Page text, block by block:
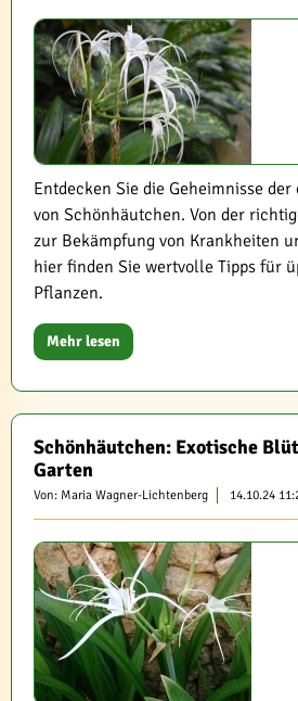
Entdecken Sie die Geheimnisse
von Schönhäutchen. Von der
zur Bekämpfung von Krankheiten
hier finden Sie wertvolle Tipps für
Pflanzen.
Mehr lesen
Schönhäutchen: Exotische
Garten
Von: Maria Wagner-Lichtenberg 14.10.24